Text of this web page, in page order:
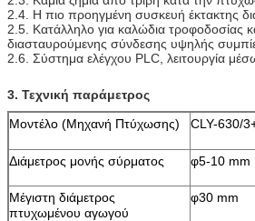
2.4. Η πιο προηγμένη συσκευή έκτακτης
2.5. Κατάλληλο για καλώδια τροφοδοσίας
διασταυρούμενης σύνδεσης υψηλής
2.6. Σύστημα ελέγχου PLC, λειτουργία
3. Τεχνική παράμετρος
Μοντέλο (Μηχανή Πτύχωσης)
CLY-630/
Διάμετρος μονής σύρματος
φ5-10 mm
Μέγιστη διάμετρος
πτυχωμένου αγωγού
φ30 mm